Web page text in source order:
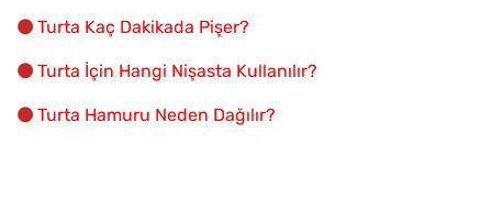
Turta Kaç Dakikada Pişer?
Turta İçin Hangi Nişasta Kullanılır?
Turta Hamuru Neden Dağılır?